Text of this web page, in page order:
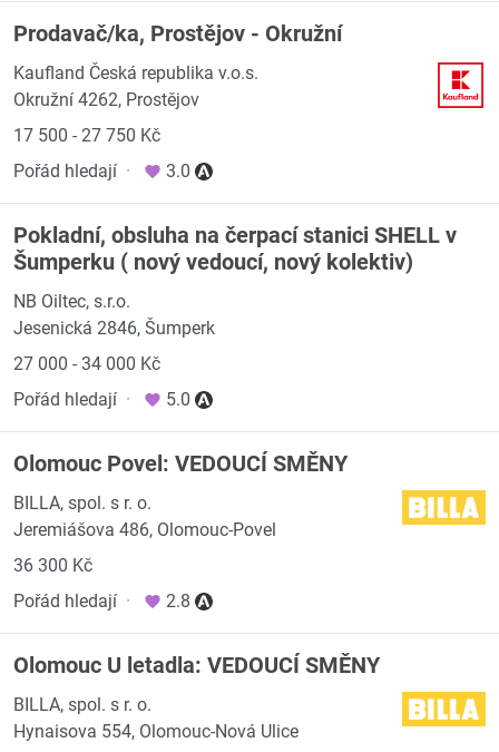
Prodavač/ka, Prostějov - Okružní
Kaufland Česká republika v.o.s.
Okružní 4262, Prostějov
17 500 - 27 750 Kč
Pořád hledají · 3.0
Pokladní, obsluha na čerpací stanici SHELL v
Šumperku ( nový vedoucí, nový kolektiv)
NB Oiltec, s.r.o.
Jesenická 2846, Šumperk
27 000 - 34 000 Kč
Pořád hledají · 5.0
Olomouc Povel: VEDOUCÍ SMĚNY
BILLA, spol. s r. o.
Jeremiášova 486, Olomouc-Povel
36 300 Kč
Pořád hledají · 2.8
Olomouc U letadla: VEDOUCÍ SMĚNY
BILLA, spol. s r. o.
Hynaisova 554, Olomouc-Nová Ulice